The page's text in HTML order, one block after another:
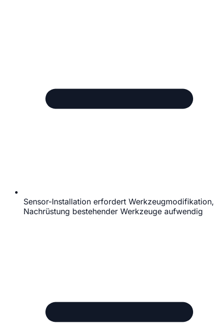
Sensor-Installation erfordert Werkzeugmodifikation,
Nachrüstung bestehender Werkzeuge aufwendig